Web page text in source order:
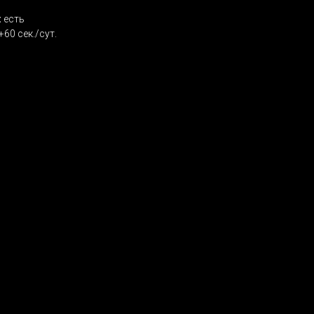
есть
сек./сут.